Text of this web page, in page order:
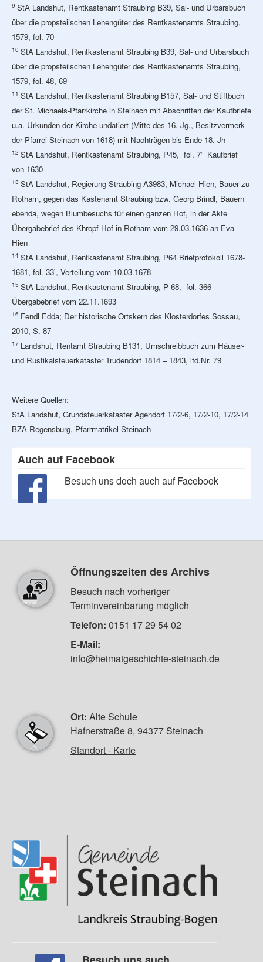
9 StA Landshut, Rentkastenamt Straubing B39, Sal- und Urbarsbuch
über die propsteiischen Lehengüter des Rentkastenamts Straubing,
1579, fol. 70
10 StA Landshut, Rentkastenamt Straubing B39, Sal- und Urbarsbuch
über die propsteiischen Lehengüter des Rentkastenamts Straubing,
1579, fol. 48, 69
11 StA Landshut, Rentkastenamt Straubing B157, Sal- und Stiftbuch
der St. Michaels-Pfarrkirche in Steinach mit Abschriften der Kaufbriefe
u.a. Urkunden der Kirche undatiert (Mitte des 16. Jg., Besitzvermerk
der Pfarrei Steinach von 1618) mit Nachträgen bis Ende 18. Jh
12 StA Landshut, Rentkastenamt Straubing, P45, fol. 7‘ Kaufbrief
von 1630
13 StA Landshut, Regierung Straubing A3983, Michael Hien, Bauer zu
Rotham, gegen das Kastenamt Straubing bzw. Georg Brindl, Bauern
ebenda, wegen Blumbesuchs für einen ganzen Hof, in der Akte
Übergabebrief des Khropf-Hof in Rotham vom 29.03.1636 an Eva
Hien
14 StA Landshut, Rentkastenamt Straubing, P64 Briefprotokoll 1678-
1681, fol. 33', Verteilung vom 10.03.1678
15 StA Landshut, Rentkastenamt Straubing, P 68, fol. 366
Übergabebrief vom 22.11.1693
16 Fendl Edda; Der historische Ortskern des Klosterdorfes Sossau,
2010, S. 87
17 Landshut, Rentamt Straubing B131, Umschreibbuch zum Häuser-
und Rustikalsteuerkataster Trudendorf 1814 – 1843, lfd.Nr. 79
Weitere Quellen:
StA Landshut, Grundsteuerkataster Agendorf 17/2-6, 17/2-10, 17/2-14
BZA Regensburg, Pfarrmatrikel Steinach
Auch auf Facebook
Besuch uns doch auch auf Facebook
Öffnungszeiten des Archivs
Besuch nach vorheriger
Terminvereinbarung möglich
Telefon: 0151 17 29 54 02
E-Mail:
info@heimatgeschichte-steinach.de
Ort: Alte Schule
Hafnerstraße 8, 94377 Steinach
Standort - Karte